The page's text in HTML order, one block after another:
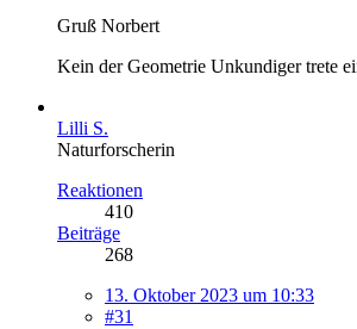
Gruß Norbert
Kein der Geometrie Unkundiger trete
Lilli S.
Naturforscherin
Reaktionen
410
Beiträge
268
13. Oktober 2023 um 10:33
#31